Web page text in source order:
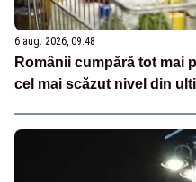
6 aug. 2026, 09:48
Românii cumpără tot mai
cel mai scăzut nivel din